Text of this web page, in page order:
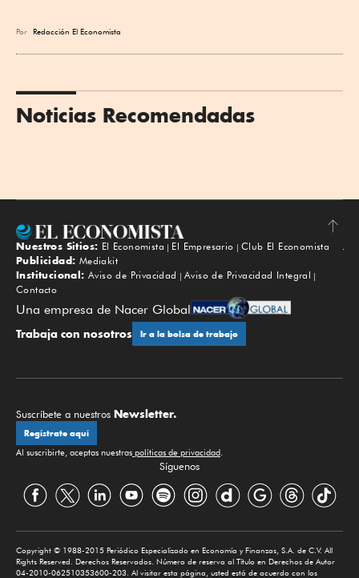
Por Redacción El Economista
Noticias Recomendadas
Subir
Nuestros Sitios: El Economista El Empresario
Club El Economista
Publicidad: Mediakit
Institucional: Aviso de Privacidad
Aviso de Privacidad Integral
Contacto
Una empresa de Nacer Global
Trabaja con nosotros Ir a la bolsa de trabajo
Suscríbete a nuestros Newsletter.
Regístrate aquí
Al suscribirte, aceptas nuestras políticas de privacidad.
Síguenos
Copyright © 1988-2015 Periódico Especializado en Economía y Finanzas, S.A. de C.V. All
Rights Reserved. Derechos Reservados. Número de reserva al Título en Derechos de Autor
04-2010-062510353600-203. Al visitar esta página, usted está de acuerdo con los